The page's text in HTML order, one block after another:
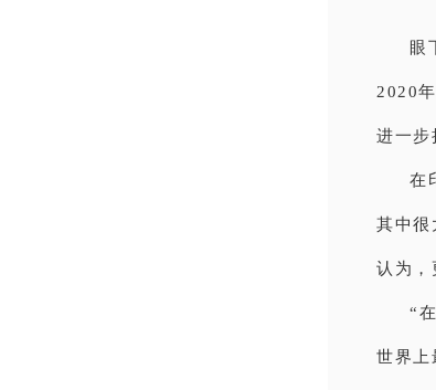
眼
2020
进一步
在
其中很
认为，
“
世界